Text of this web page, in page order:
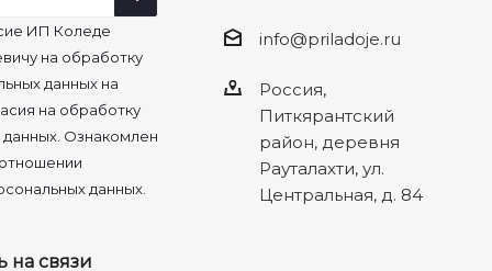
ИП Коледе
на обработку
данных на
на обработку
Ознакомлен
данных.
на связи
info@priladoje.ru
Россия,
Питкярантский
район, деревня
Рауталахти, ул.
Центральная, д. 84